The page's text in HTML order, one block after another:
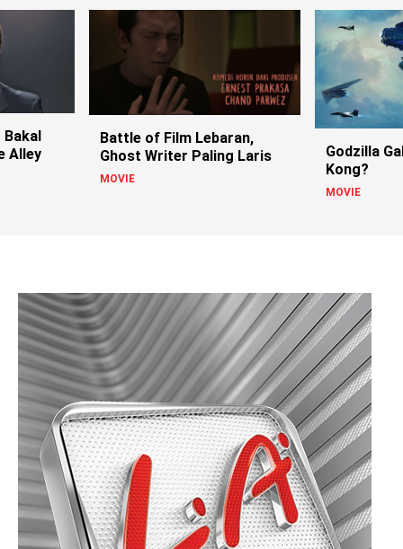
Bakal
Alley
Battle of Film Lebaran,
Ghost Writer Paling Laris
MOVIE
Godzilla
Kong?
MOVIE